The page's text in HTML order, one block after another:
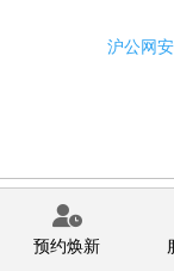
沪公网
预约焕新